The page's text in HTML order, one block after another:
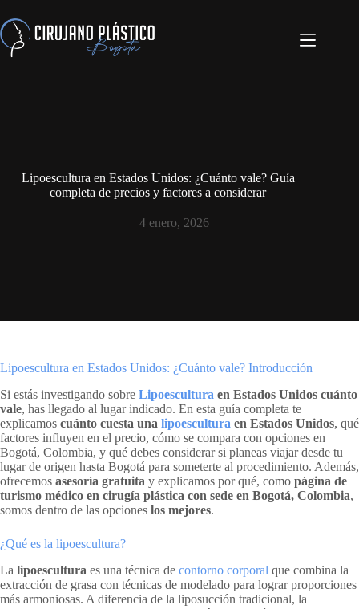
Lipoescultura en Estados Unidos: ¿Cuánto vale? Guía
completa de precios y factores a considerar
4 enero, 2026
Lipoescultura en Estados Unidos: ¿Cuánto vale? Introducción
Si estás investigando sobre Lipoescultura en Estados Unidos cuánto
vale, has llegado al lugar indicado. En esta guía completa te
explicamos cuánto cuesta una lipoescultura en Estados Unidos, qué
factores influyen en el precio, cómo se compara con opciones en
Bogotá, Colombia, y qué debes considerar si planeas viajar desde tu
lugar de origen hasta Bogotá para someterte al procedimiento. Además,
ofrecemos asesoría gratuita y explicamos por qué, como página de
turismo médico en cirugía plástica con sede en Bogotá, Colombia,
somos dentro de las opciones los mejores.
¿Qué es la lipoescultura?
La lipoescultura es una técnica de contorno corporal que combina la
extracción de grasa con técnicas de modelado para lograr proporciones
más armoniosas. A diferencia de la liposucción tradicional, la